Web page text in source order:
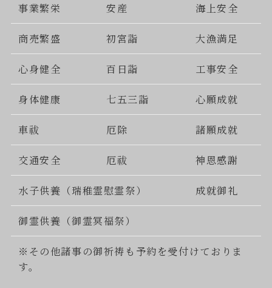
事業繁栄 安産 海上安全
商売繁盛 初宮詣 大漁満足
心身健全 百日詣 工事安全
身体健康 七五三詣 心願成就
車祓 厄除 諸願成就
交通安全 厄祓 神恩感謝
水子供養（瑞稚霊慰霊祭） 成就御礼
御霊供養（御霊冥福祭）
※その他諸事の御祈祷も予約を受付けておりま
す。